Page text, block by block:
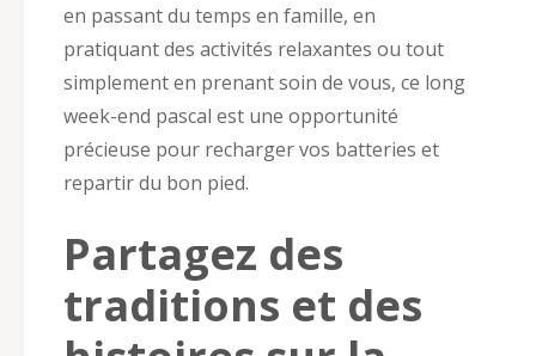
en passant du temps en famille, en
pratiquant des activités relaxantes ou tout
simplement en prenant soin de vous, ce long
week-end pascal est une opportunité
précieuse pour recharger vos batteries et
repartir du bon pied.
Partagez des
traditions et des